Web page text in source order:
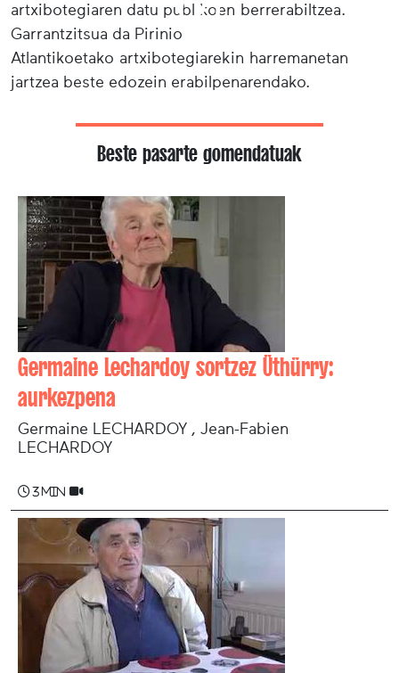
artxibotegiaren datu publikoen berrerabiltzea.
Garrantzitsua da Pirinio
Atlantikoetako artxibotegiarekin harremanetan
jartzea beste edozein erabilpenarendako.
Beste pasarte gomendatuak
Germaine Lechardoy sortzez Üthürry:
aurkezpena
Germaine LECHARDOY , Jean-Fabien
LECHARDOY
3 min